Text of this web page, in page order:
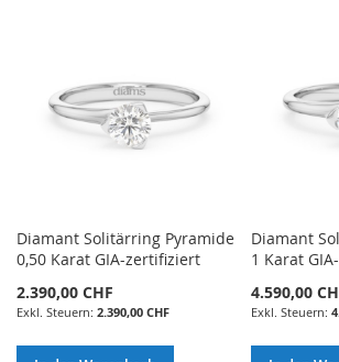
Diamant Solitärring Pyramide
0,50 Karat GIA-zertifiziert
2.390,00 CHF
2.390,00 CHF
Diamant
1 Karat
4.590,00